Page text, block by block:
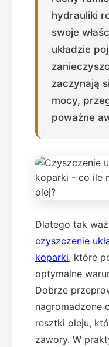
hydrauliki
swoje
układzie
zaczynają
mocy,
poważne
Dlatego tak
czyszczenie
koparki, które
optymalne
Dobrze
nagromadzone
resztki oleju,
zawory. W